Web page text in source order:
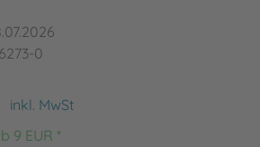
0
inkl. MwSt
9 EUR *